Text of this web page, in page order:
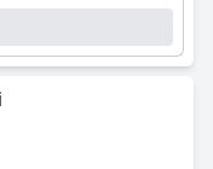
se sentent chez
ses environs sont tout
idéal pour se
de la région.
un excellent choix
et agréable.